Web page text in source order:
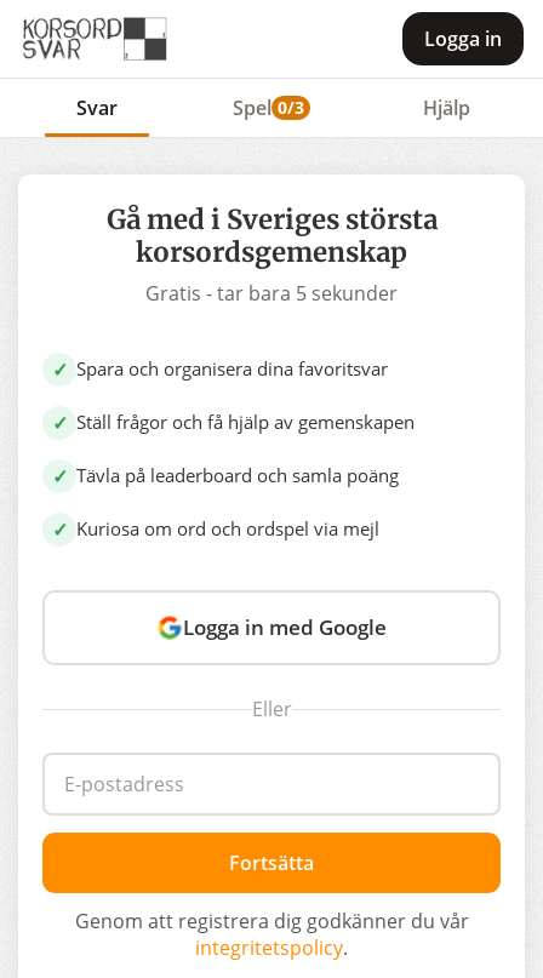
Logga in
Svar Spel 0/3 Hjälp
Gå med i Sveriges största
korsordsgemenskap
Gratis - tar bara 5 sekunder
✓ Spara och organisera dina favoritsvar
✓ Ställ frågor och få hjälp av gemenskapen
✓ Tävla på leaderboard och samla poäng
✓ Kuriosa om ord och ordspel via mejl
Logga in med Google
Eller
Fortsätta
Genom att registrera dig godkänner du vår
integritetspolicy.